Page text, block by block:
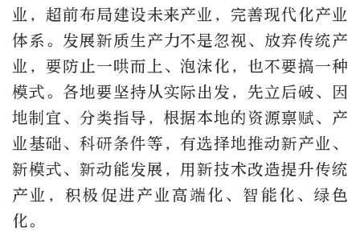
业，超前布局建设未来产业，完善现代化产业
体系。发展新质生产力不是忽视、放弃传统产
业，要防止一哄而上、泡沫化，也不要搞一种
模式。各地要坚持从实际出发，先立后破、因
地制宜、分类指导，根据本地的资源禀赋、产
业基础、科研条件等，有选择地推动新产业、
新模式、新动能发展，用新技术改造提升传统
产业，积极促进产业高端化、智能化、绿色
化。